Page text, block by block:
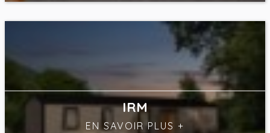
IRM
EN SAVOIR PLUS +